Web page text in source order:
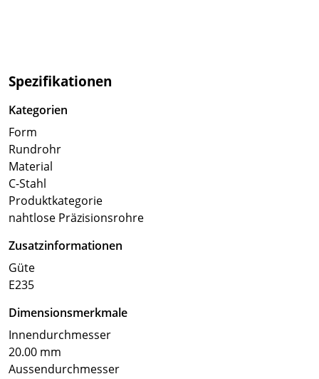
Spezifikationen
Kategorien
Form
Rundrohr
Material
C-Stahl
Produktkategorie
nahtlose Präzisionsrohre
Zusatzinformationen
Güte
E235
Dimensionsmerkmale
Innendurchmesser
20.00 mm
Aussendurchmesser